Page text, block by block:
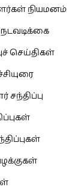
நியமனம்
செய்திகள்
சந்திப்பு